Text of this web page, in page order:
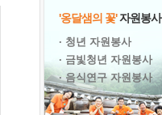
'옹달샘의 꽃'자원봉사
· 청년 자원봉사
· 금빛청년 자원봉사
· 음식연구 자원봉사